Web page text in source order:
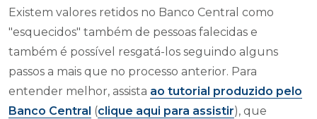
Existem valores retidos no Banco Central como
"esquecidos" também de pessoas falecidas e
também é possível resgatá-los seguindo alguns
passos a mais que no processo anterior. Para
entender melhor, assista ao tutorial produzido pelo
Banco Central (clique aqui para assistir), que